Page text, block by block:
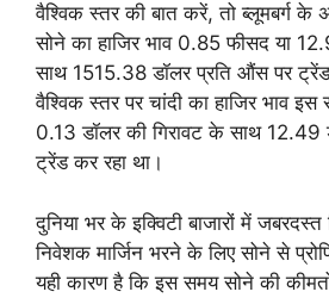
वैश्विक स्तर की बात करें, तो ब्लूमबर्ग के
सोने का हाजिर भाव 0.85 फीसद या
साथ 1515.38 डॉलर प्रति औंस पर ट्रेंड
वैश्विक स्तर पर चांदी का हाजिर भाव
0.13 डॉलर की गिरावट के साथ 12.49
ट्रेंड कर रहा था।
दुनिया भर के इक्विटी बाजारों में
निवेशक मार्जिन भरने के लिए सोने से
यही कारण है कि इस समय सोने की